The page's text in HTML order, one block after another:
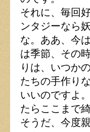
それに、毎回
ンタジーなら
な。ああ、今
は季節、その
りは、いつか
たちの手作り
いいのですよ
たらここまで
そうだ、今度